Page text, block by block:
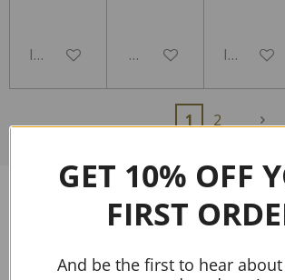
In winkelwagenHoud mij op de hoogte
In
1 2
Uitverkocht
GET 10% OFF
FIRST
And be the first to hear